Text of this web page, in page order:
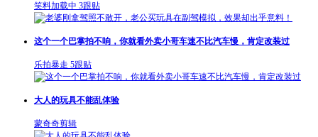
笑料加载中 3跟贴
这个一个巴掌拍不响，你就看外卖小哥车速不比汽车慢，肯定改装过
乐拍暴走 5跟贴
大人的玩具不能乱体验
蒙奇奇剪辑